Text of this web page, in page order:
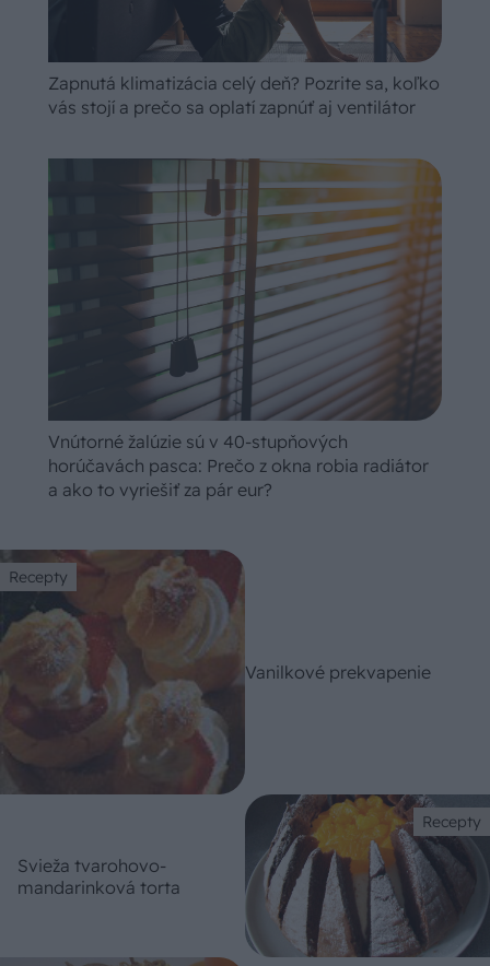
Zapnutá klimatizácia celý deň? Pozrite sa, koľko
vás stojí a prečo sa oplatí zapnúť aj ventilátor
Vnútorné žalúzie sú v 40-stupňových
horúčavách pasca: Prečo z okna robia radiátor
a ako to vyriešiť za pár eur?
Recepty
Vanilkové prekvapenie
Recepty
Svieža tvarohovo-
mandarinková torta